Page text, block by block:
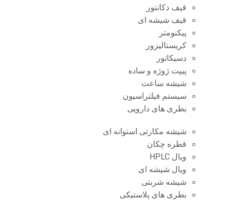
قیف دکانتور
قیف شیشه ای
پیکنومتر
کریستالیزور
دسیکاتور
پیپت ژوژه و ساده
شیشه ساعت
سیستم فیلتراسیون
بطری های دارویی
شیشه مکارتی استوانه ای
قطره چکان
ویال HPLC
ویال شیشه ای
شیشه شربتی
بطری های پلاستیکی